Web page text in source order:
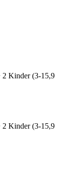
2 Kinder (3-15,9
2 Kinder (3-15,9